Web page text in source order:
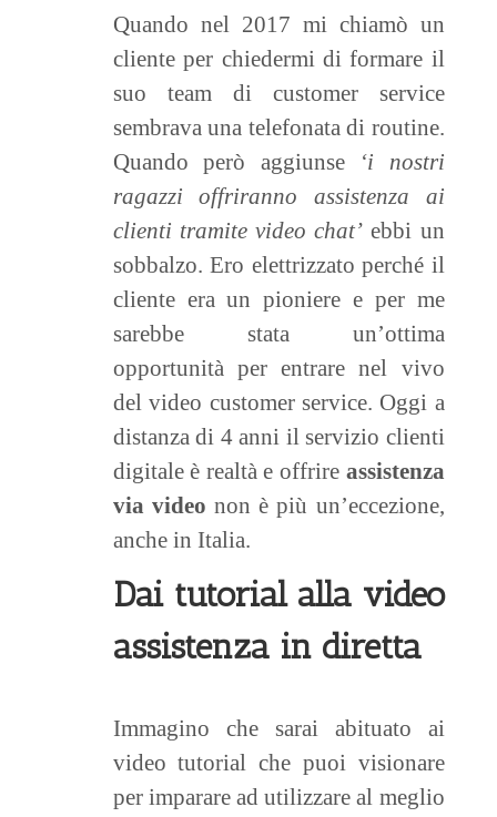
Quando nel 2017 mi chiamò un
cliente per chiedermi di formare il
suo team di customer service
sembrava una telefonata di routine.
Quando però aggiunse‘i nostri
ragazzi offriranno assistenza ai
clienti tramite video chat’ ebbi un
sobbalzo. Ero elettrizzato perché il
cliente era un pioniere e per me
sarebbe stata un’ottima
opportunità per entrare nel vivo
del video customer service. Oggi a
distanza di 4 anni il servizio clienti
digitale è realtà e offrire assistenza
via video non è più un’eccezione,
anche in Italia.
Dai tutorial alla video
assistenza in diretta
Immagino che sarai abituato ai
video tutorial che puoi visionare
per imparare ad utilizzare al meglio